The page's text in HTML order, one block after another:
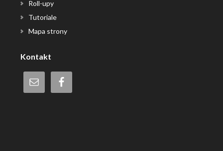
Roll-upy
Tutoriale
Mapa strony
Kontakt